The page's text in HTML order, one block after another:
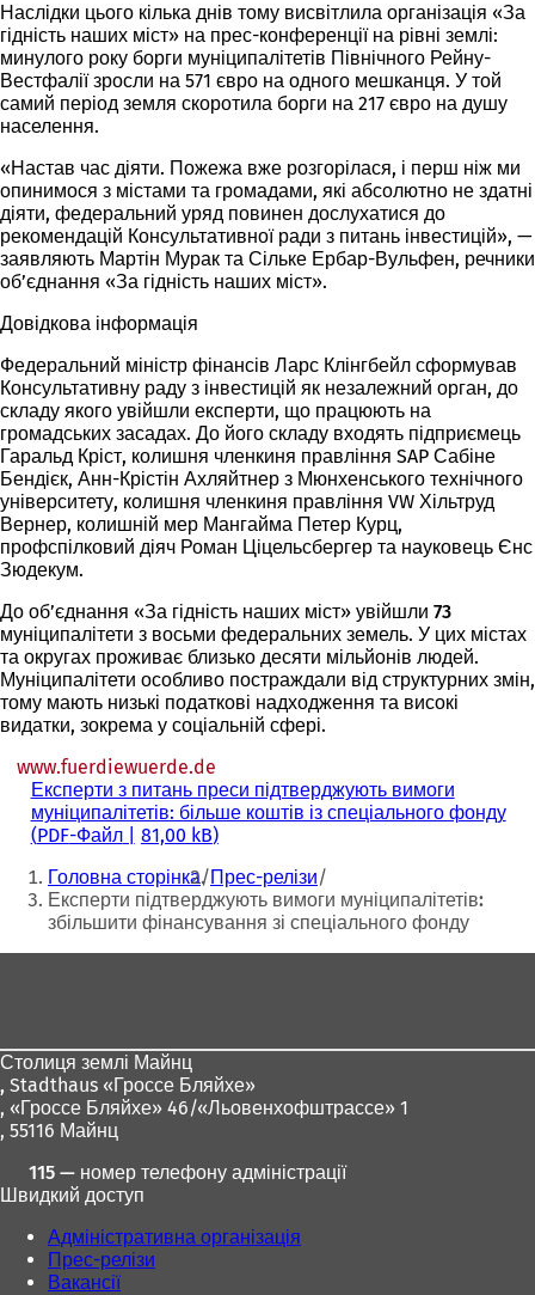
Наслідки цього кілька днів тому висвітлила організація «За
гідність наших міст» на прес-конференції на рівні землі:
минулого року борги муніципалітетів Північного Рейну-
Вестфалії зросли на 571 євро на одного мешканця. У той
самий період земля скоротила борги на 217 євро на душу
населення.
«Настав час діяти. Пожежа вже розгорілася, і перш ніж ми
опинимося з містами та громадами, які абсолютно не здатні
діяти, федеральний уряд повинен дослухатися до
рекомендацій Консультативної ради з питань інвестицій», —
заявляють Мартін Мурак та Сільке Ербар-Вульфен, речники
об’єднання «За гідність наших міст».
Довідкова інформація
Федеральний міністр фінансів Ларс Клінгбейл сформував
Консультативну раду з інвестицій як незалежний орган, до
складу якого увійшли експерти, що працюють на
громадських засадах. До його складу входять підприємець
Гаральд Кріст, колишня членкиня правління SAP Сабіне
Бендієк, Анн-Крістін Ахляйтнер з Мюнхенського технічного
університету, колишня членкиня правління VW Хільтруд
Вернер, колишній мер Мангайма Петер Курц,
профспілковий діяч Роман Ціцельсбергер та науковець Єнс
Зюдекум.
До об’єднання «За гідність наших міст» увійшли 73
муніципалітети з восьми федеральних земель. У цих містах
та округах проживає близько десяти мільйонів людей.
Муніципалітети особливо постраждали від структурних змін,
тому мають низькі податкові надходження та високі
видатки, зокрема у соціальній сфері.
www.fuerdiewuerde.de
в
новій
вкладці)
Експерти з питань преси підтверджують вимоги
муніципалітетів: більше коштів із спеціального фонду
PDF-Файл 81,00 kB
Ти
тут:
Головна сторінка Прес-релізи
Експерти підтверджують вимоги муніципалітетів:
збільшити фінансування зі спеціального фонду
Столиця землі Майнц
, Stadthaus «Гроссе Бляйхе»
, «Гроссе Бляйхе» 46/«Льовенхофштрассе» 1
, 55116 Майнц
115 — номер телефону адміністрації
Швидкий доступ
Адміністративна організація
Прес-релізи
Вакансії